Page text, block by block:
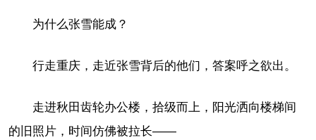
为什么张雪能成？
行走重庆，走近张雪背后的他们，答案呼之欲出。
走进秋田齿轮办公楼，拾级而上，阳光洒向楼梯间
的旧照片，时间仿佛被拉长——